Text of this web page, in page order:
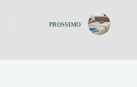
PROSSIMO